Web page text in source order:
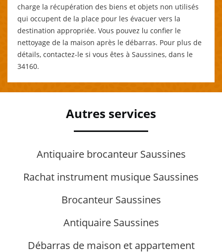
charge la récupération des biens et objets non utilisés
qui occupent de la place pour les évacuer vers la
destination appropriée. Vous pouvez lu confier le
nettoyage de la maison après le débarras. Pour plus de
détails, contactez-le si vous êtes à Saussines, dans le
34160.
Autres services
Antiquaire brocanteur Saussines
Rachat instrument musique Saussines
Brocanteur Saussines
Antiquaire Saussines
Débarras de maison et appartement